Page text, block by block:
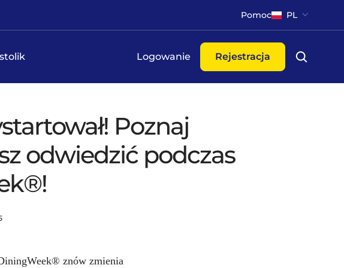
Pomoc PL
Logowanie Rejestracja
Poznaj
odwiedzić podczas
znów zmienia